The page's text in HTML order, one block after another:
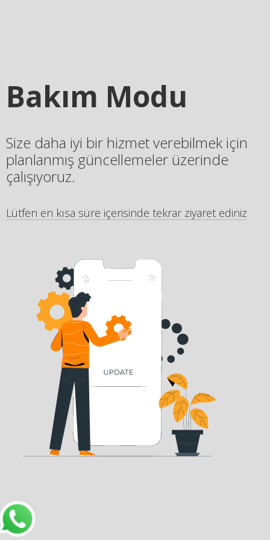
Bakım Modu
Size daha iyi bir hizmet verebilmek için
planlanmış güncellemeler üzerinde
çalışıyoruz.
Lütfen en kısa süre içerisinde tekrar ziyaret ediniz